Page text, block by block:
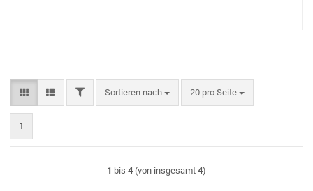
FILTERSortieren nach
Sortieren nach 20 pro Seite
pro Seite
1
1 bis 4 (von insgesamt 4)